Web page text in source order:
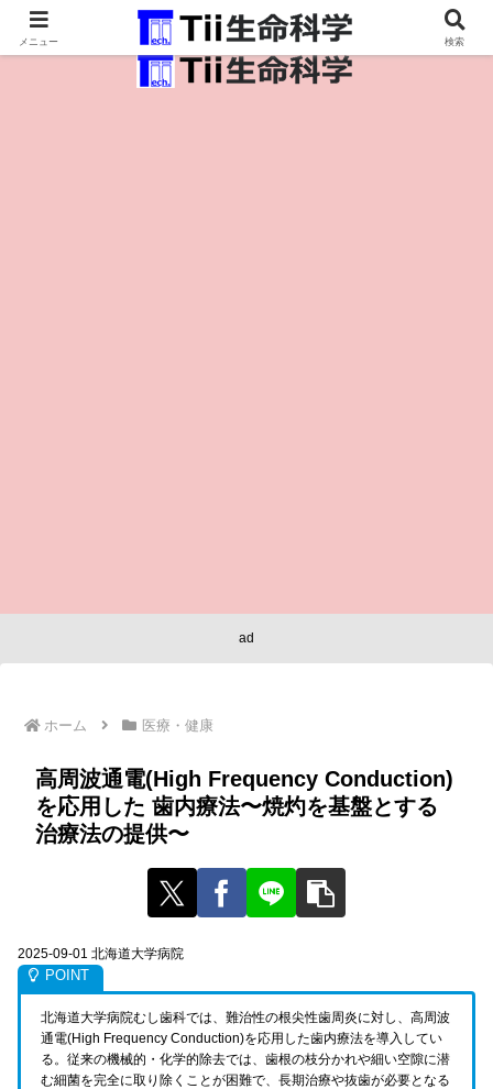
医療保健・生命・生物の情報インフラ。
ad
ホーム 医療・健康
⾼周波通電(High Frequency Conduction)
を応⽤した ⻭内療法〜焼灼を基盤とする
治療法の提供〜
2025-09-01 北海道⼤学病院
北海道大学病院むし歯科では、難治性の根尖性歯周炎に対し、高周波
通電(High Frequency Conduction)を応用した歯内療法を導入してい
る。従来の機械的・化学的除去では、歯根の枝分かれや細い空隙に潜
む細菌を完全に取り除くことが困難で、長期治療や抜歯が必要となる
メニュー 検索